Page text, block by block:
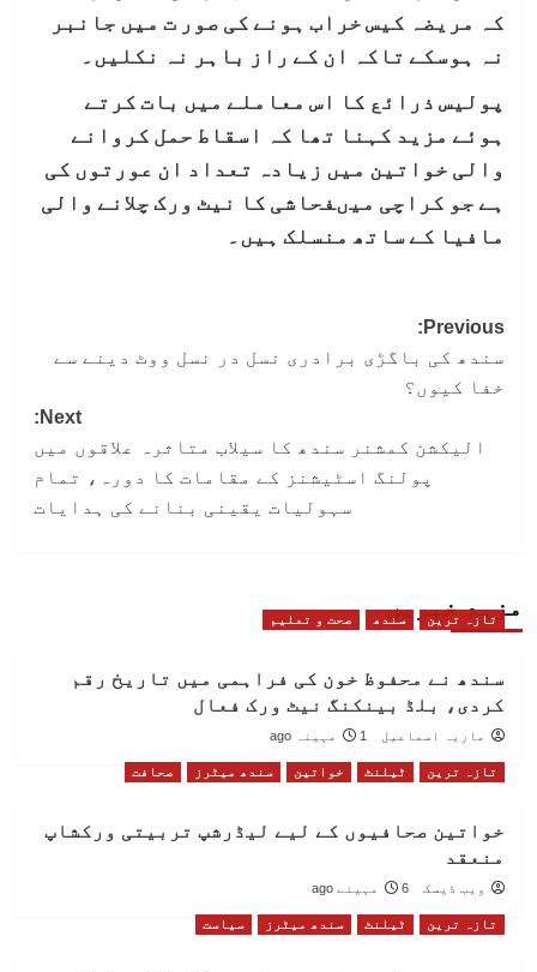
کہ مریضہ کیس خراب ہونے کی صور ت میں جانبر
نہ ہوسکے تاکہ ان کے راز باہر نہ نکلیں۔
پولیس ذرائع کا اس معاملے میں بات کرتے
ہوئے مزید کہنا تھا کہ اسقاط حمل کروانے
والی خواتین میں زیادہ تعداد ان عورتوں کی
ہے جو کراچی میںفحاشی کا نیٹ ورک چلانے والی
مافیا کے ساتھ منسلک ہیں۔
Post
navigation
Previous:
سندھ کی باگڑی برادری نسل در نسل ووٹ دینے سے
خفا کیوں؟
Next:
الیکشن کمشنر سندھ کا سیلاب متاثرہ علاقوں میں
پولنگ اسٹیشنز کے مقامات کا دورہ، تمام
سہولیات یقینی بنانے کی ہدایات
مزید خبریں
تازہ ترین سندھ صحت و تعلیم
سندھ نے محفوظ خون کی فراہمی میں تاریخ رقم
کردی، بلڈ بینکنگ نیٹ ورک فعال
ماریہ اسماعیل 1 مہینہ ago
تازہ ترین ٹیلنٹ خواتین سندھ میٹرز صحافت
خواتین صحافیوں کے لیے لیڈرشپ تربیتی ورکشاپ
منعقد
ویب ڈیسک 6 مہینے ago
تازہ ترین ٹیلنٹ سندھ میٹرز سیاست